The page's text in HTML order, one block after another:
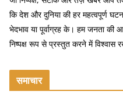
o
k
कि देश और दुनिया की हर महत्वपूर्ण
भेदभाव या पूर्वाग्रह के। हम जनता
निष्पक्ष रूप से प्रस्तुत करने में विश्वास
समाचार